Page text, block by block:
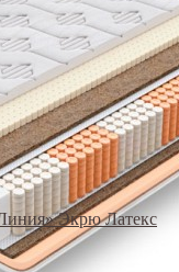
Экрю Латекс